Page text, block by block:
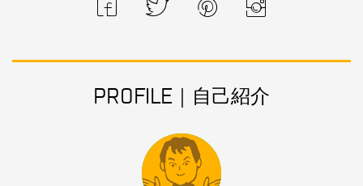
PROFILE｜自己紹介